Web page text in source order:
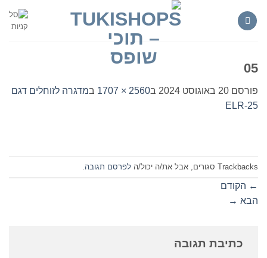
05
פורסם 20 באוגוסט 2024 ב2560 × 1707 במדגרה לזוחלים דגם
ELR-25
Trackbacks סגורים, אבל את/ה יכול/ה לפרסם תגובה
← הקודם
הבא →
כתיבת תגובה